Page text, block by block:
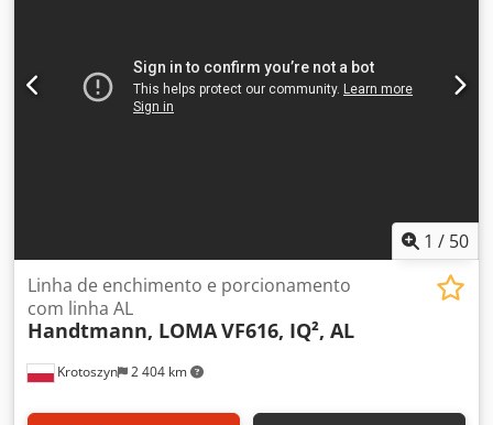
1 / 50
Krotoszyn 2 404 km
Linha de enchimento e porcionamento
com linha AL
Handtmann, LOMAVF616, IQ², AL